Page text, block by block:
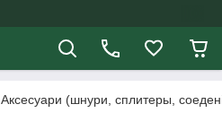
Аксесуари (шнури, сплитеры,